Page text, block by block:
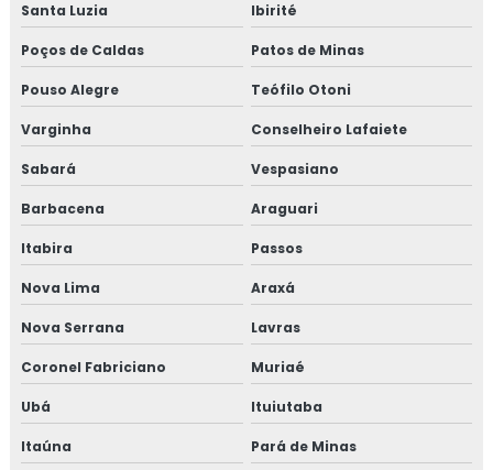
Isolamento térmico offshore petrolífero
Isolamento térmico para container
Isolamento térmico para funilaria industrial
Isolamento térmico para galpão de armazenagem
Isolamento térmico para galpão industrial
Isolamento térmico para indústria
Santa Luzia Ibirité
Poços de Caldas Patos de Minas
Pouso Alegre Teófilo Otoni
Varginha Conselheiro Lafaiete
Sabará Vespasiano
Barbacena Araguari
Itabira Passos
Nova Lima Araxá
Nova Serrana Lavras
Coronel Fabriciano Muriaé
Ubá Ituiutaba
Itaúna Pará de Minas